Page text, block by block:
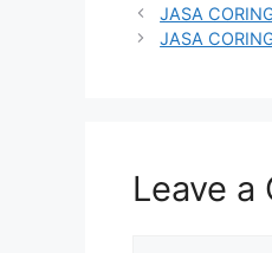
JASA
JASA
Leave a